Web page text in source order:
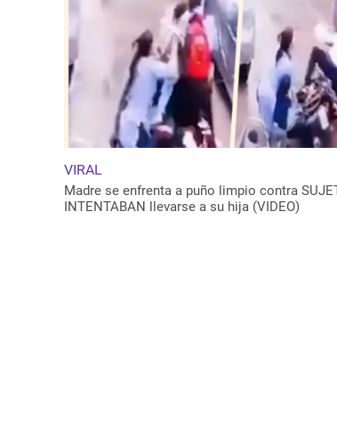
VIRAL
Madre se enfrenta a puño limpio contra
INTENTABAN llevarse a su hija (VIDEO)